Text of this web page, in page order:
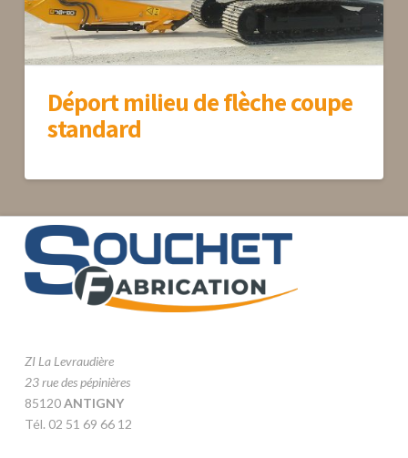
Déport milieu de flèche coupe
standard
ZI La Levraudière
23 rue des pépinières
85120ANTIGNY
Tél. 02 51 69 66 12